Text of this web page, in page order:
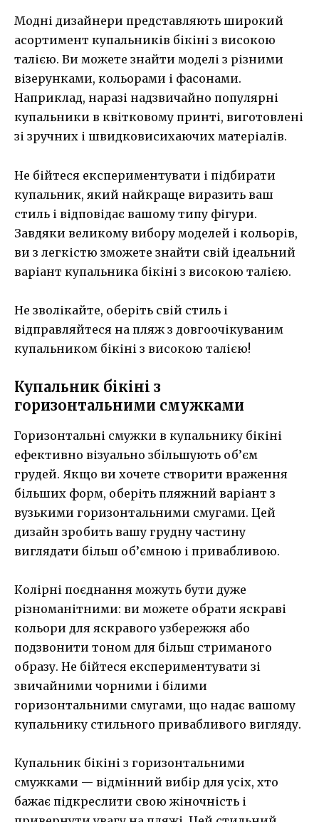
Модні дизайнери представляють широкий
асортимент купальників бікіні з високою
талією. Ви можете знайти моделі з різними
візерунками, кольорами і фасонами.
Наприклад, наразі надзвичайно популярні
купальники в квітковому принті, виготовлені
зі зручних і швидковисихаючих матеріалів.
Не бійтеся експериментувати і підбирати
купальник, який найкраще виразить ваш
стиль і відповідає вашому типу фігури.
Завдяки великому вибору моделей і кольорів,
ви з легкістю зможете знайти свій ідеальний
варіант купальника бікіні з високою талією.
Не зволікайте, оберіть свій стиль і
відправляйтеся на пляж з довгоочікуваним
купальником бікіні з високою талією!
Купальник бікіні з
горизонтальними смужками
Горизонтальні смужки в купальнику бікіні
ефективно візуально збільшують об’єм
грудей. Якщо ви хочете створити враження
більших форм, оберіть пляжний варіант з
вузькими горизонтальними смугами. Цей
дизайн зробить вашу грудну частину
виглядати більш об’ємною і привабливою.
Колірні поєднання можуть бути дуже
різноманітними: ви можете обрати яскраві
кольори для яскравого узбережжя або
подзвонити тоном для більш стриманого
образу. Не бійтеся експериментувати зі
звичайними чорними і білими
горизонтальними смугами, що надає вашому
купальнику стильного привабливого вигляду.
Купальник бікіні з горизонтальними
смужками — відмінний вибір для усіх, хто
бажає підкреслити свою жіночність і